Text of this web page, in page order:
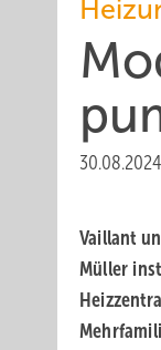
30.08.2024
Vaillant
Müller